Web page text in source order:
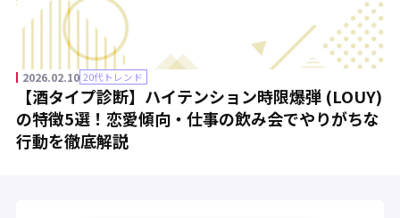
2026.02.10 20代トレンド
【酒タイプ診断】ハイテンション時限爆弾 (LOUY)
の特徴5選！恋愛傾向・仕事の飲み会でやりがちな
行動を徹底解説